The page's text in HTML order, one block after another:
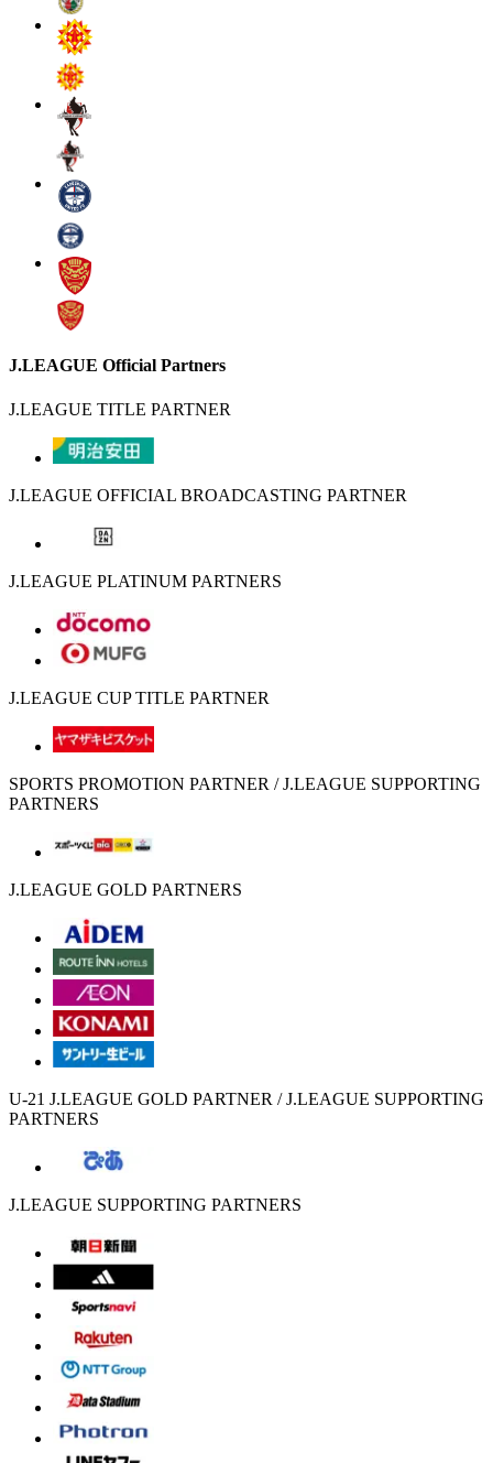
J.LEAGUE Official Partners
J.LEAGUE TITLE PARTNER
J.LEAGUE OFFICIAL BROADCASTING PARTNER
J.LEAGUE PLATINUM PARTNERS
J.LEAGUE CUP TITLE PARTNER
SPORTS PROMOTION PARTNER / J.LEAGUE SUPPORTING
PARTNERS
J.LEAGUE GOLD PARTNERS
U-21 J.LEAGUE GOLD PARTNER / J.LEAGUE SUPPORTING
PARTNERS
J.LEAGUE SUPPORTING PARTNERS